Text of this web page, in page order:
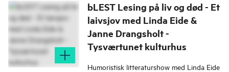
bLEST Lesing på liv og død - Et
laivsjov med Linda Eide &
Janne Drangsholt -
Tysværtunet kulturhus
Humoristisk litteraturshow med Linda Eide